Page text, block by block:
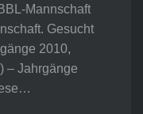
Mannschaft
Gesucht
2010,
– Jahrgänge